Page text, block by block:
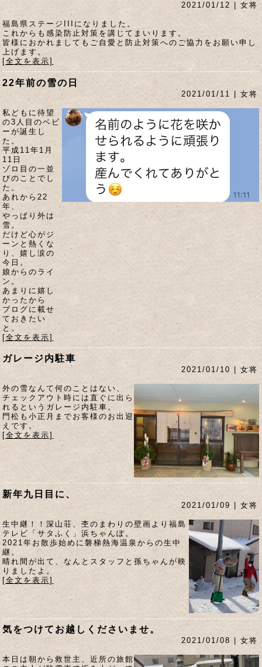
2021/01/12 | 女将
福島県ステージIIIになりました。
これからも感染防止対策を講じてまいります。
皆様におかれましてもご自愛と防止対策へのご協力をお願い申し
上げます。
[全文を表示]
22年前の雪の日
2021/01/11 | 女将
私どもに待望
の3人目のベビ
ーが誕生し
た。
平成11年1月
11日
ゾロ目の一並
びのことでし
た。
あれから22
年、
やっぱり外は
雪。
だけど心がジ
ーンと熱くな
り、嬉し涙の
今日。
娘からのライ
ン。
あまりに嬉し
かったから
ブログに載せ
ておきたい
と。
[全文を表示]
ガレージ内駐車
2021/01/10 | 女将
外の雪なんて何のことはない、
チェックアウト時には直ぐに出ら
れるというガレージ内駐車。
門松も小正月までお客様のお出迎
えです。
[全文を表示]
新年九日目に、
2021/01/09 | 女将
生中継！！深山荘、杢のまわりの壁画より福島
テレビ「サタふく」浜ちゃんぽ。
2021年お散歩始めに磐梯熱海温泉からの生中
継。
晴れ間が出て、なんとスタッフと孫ちゃんが映
りましたよ。
[全文を表示]
気をつけてお越しくださいませ。
2021/01/08 | 女将
本日は朝から救世主、近所の旅館